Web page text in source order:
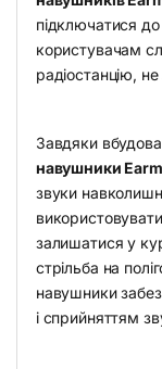
підключатися
користувачам
радіостанцію,
Завдяки
навушники
звуки
залишатися у
стрільба на
навушники
і сприйняттям